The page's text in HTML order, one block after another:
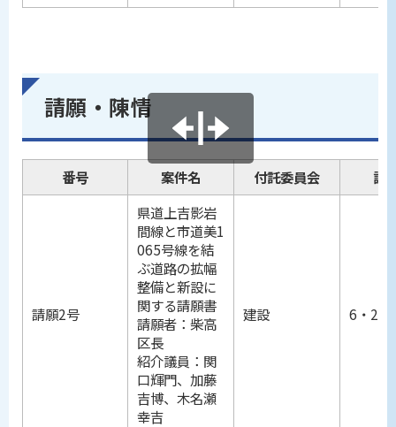
請願・陳情
番号 案件名 付託委員会 議
請願2号
県道上吉影岩
間線と市道美1
065号線を結
ぶ道路の拡幅
整備と新設に
関する請願書
請願者：柴高
区長
紹介議員：関
口輝門、加藤
吉博、木名瀬
幸吉
建設 6・25